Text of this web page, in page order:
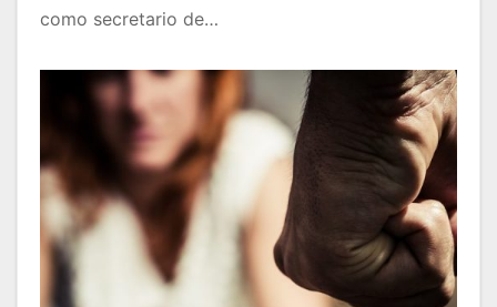
como secretario de…